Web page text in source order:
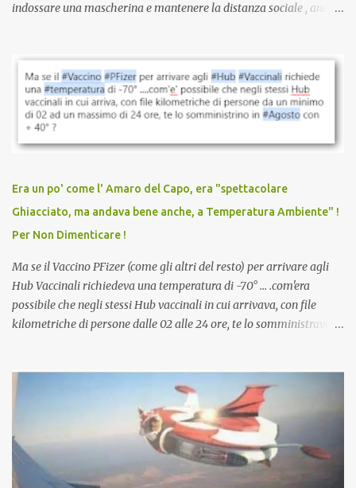
indossare una mascherina e mantenere la distanza sociale , anche
vaccinazione. Non avevamo mai sentito parlare di ricompense,
sconti, incentivi per vaccinarsi. Non avevamo mai visto
discriminazioni per coloro che non l’hanno fatto. Se non sei stato
vaccinato, nessuno aveva prima cercato di farti sentire una
persona cattiva. Non avevamo mai visto un vaccino che minacci le
vaccino usato per minacciare i mezzi di sussistenza, il lavoro o la
scuola. Non avevamo mai visto un vaccino che permettesse a un
dodicenne di ignorare il consenso dei genitori. Dopo tutti i vaccini
che abbiamo elencato sopra...
Era un po' come l' Amaro del Capo, era "spettacolare
Ghiacciato, ma andava bene anche, a Temperatura Ambiente" !
Per Non Dimenticare !
Ma se il Vaccino PFizer (come gli altri del resto) per arrivare agli
Hub Vaccinali richiedeva una temperatura di -70° ... .com'era
possibile che negli stessi Hub vaccinali in cui arrivava, con file
kilometriche di persone dalle 02 alle 24 ore, te lo somministravano
Vaccino come: l' Amaro del Capo, era "spettacolare Ghiacciato, ma
andava bene anche, a Temperatura Ambiente"! Riproponiamo
l'articolo per NON Dimenticare!